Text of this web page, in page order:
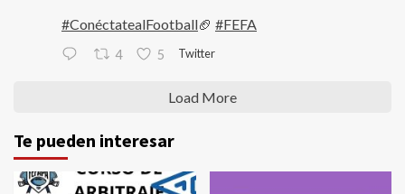
#ConéctatealFootball🏈 #FEFA
4 5 Twitter
Load More
Te pueden interesar